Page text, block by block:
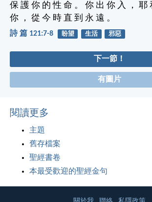
保 護 你 的 性 命 。 你 出 你 入 ， 耶
你 ， 從 今 時 直 到 永 遠 。
詩 篇 121:7-8 盼望 生活 邪惡
下一節！
有圖片
閱讀更多
主題
舊存檔案
聖經書卷
本最受歡迎的聖經金句